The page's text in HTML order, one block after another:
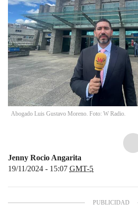
Abogado Luis Gustavo Moreno. Foto: W Radio.
Jenny Rocio Angarita
19/11/2024 - 15:07 GMT-5